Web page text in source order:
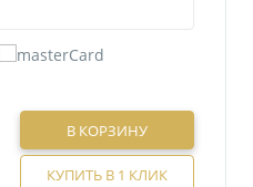
В КОРЗИНУ
КУПИТЬ В 1 КЛИК